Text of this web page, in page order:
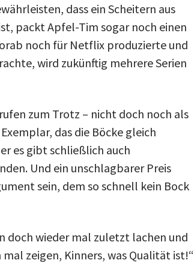
dass ein Scheitern aus
packt Apfel-Tim sogar noch einen
noch für Netflix produzierte und
wird zukünftig mehrere Serien
zum Trotz – nicht doch noch als
das die Böcke gleich
es gibt schließlich auch
Und ein unschlagbarer Preis
sein, dem so schnell kein Bock
doch wieder mal zuletzt lachen und
zeigen, Kinners, was Qualität ist!“